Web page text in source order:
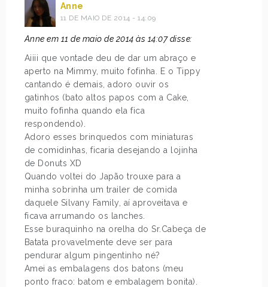
Anne
11 DE MAIO DE 2014 - 14:09
Anne em 11 de maio de 2014 às 14:07 disse:
Aiiii que vontade deu de dar um abraço e
aperto na Mimmy, muito fofinha. E o Tippy
cantando é demais, adoro ouvir os
gatinhos (bato altos papos com a Cake,
muito fofinha quando ela fica
respondendo).
Adoro esses brinquedos com miniaturas
de comidinhas, ficaria desejando a lojinha
de Donuts XD
Quando voltei do Japão trouxe para a
minha sobrinha um trailer de comida
daquele Silvany Family, aí aproveitava e
ficava arrumando os lanches.
Esse buraquinho na orelha do Sr.Cabeça de
Batata provavelmente deve ser para
pendurar algum pingentinho né?
Amei as embalagens dos batons (meu
ponto fraco: batom e embalagem bonita).